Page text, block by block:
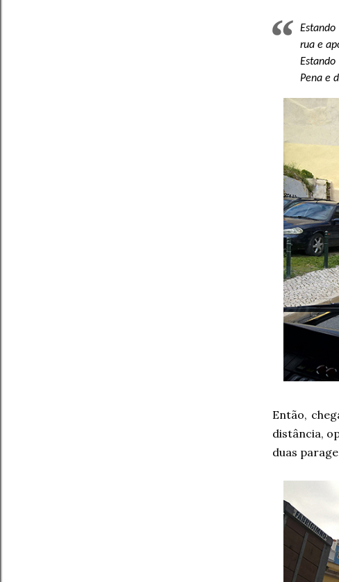
rua e
Pena e
Então,
distância,
duas